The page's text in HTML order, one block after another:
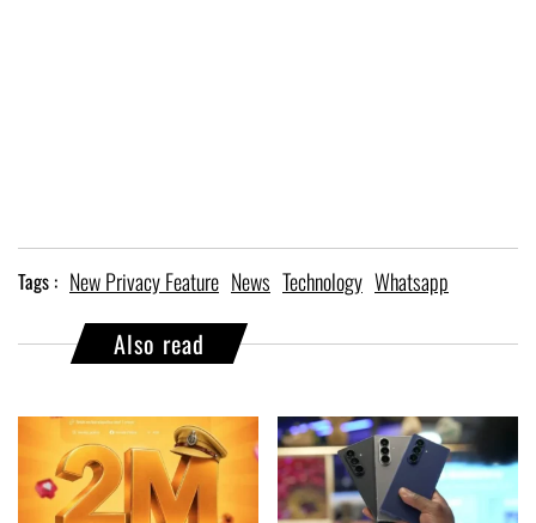
Tags : New Privacy Feature News Technology Whatsapp
Also read